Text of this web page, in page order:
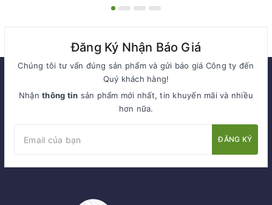
Đăng Ký Nhận Báo Giá
Chúng tôi tư vấn đúng sản phẩm và gửi báo giá Công ty đến
Quý khách hàng!
Nhậnthông tin sản phẩm mới nhất, tin khuyến mãi và nhiều
hơn nữa.
ĐĂNG KÝ